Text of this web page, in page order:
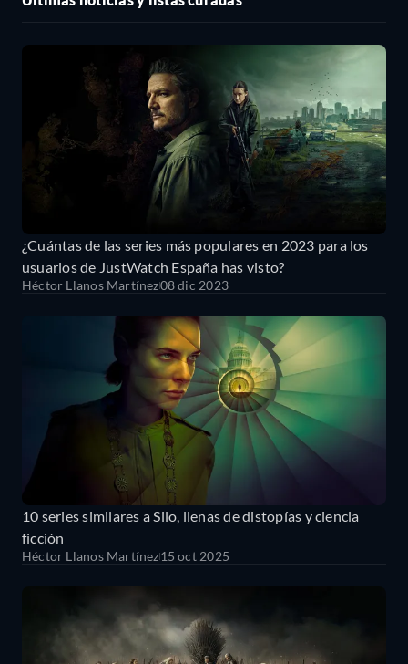
¿Cuántas de las series más populares en 2023 para los
usuarios de JustWatch España has visto?
Héctor Llanos Martínez08 dic 2023
10 series similares a Silo, llenas de distopías y ciencia
ficción
Héctor Llanos Martínez15 oct 2025